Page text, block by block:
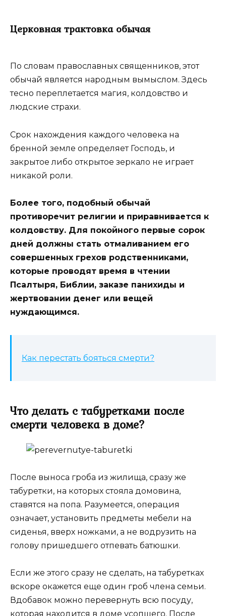
Церковная трактовка обычая
По словам православных священников, этот
обычай является народным вымыслом. Здесь
тесно переплетается магия, колдовство и
людские страхи.
Срок нахождения каждого человека на
бренной земле определяет Господь, и
закрытое либо открытое зеркало не играет
никакой роли.
Более того, подобный обычай
противоречит религии и приравнивается к
колдовству. Для покойного первые сорок
дней должны стать отмаливанием его
совершенных грехов родственниками,
которые проводят время в чтении
Псалтыря, Библии, заказе панихиды и
жертвовании денег или вещей
нуждающимся.
Как перестать бояться смерти?
Что делать с табуретками после
смерти человека в доме?
После выноса гроба из жилища, сразу же
табуретки, на которых стояла домовина,
ставятся на попа. Разумеется, операция
означает, установить предметы мебели на
сиденья, вверх ножками, а не водрузить на
голову пришедшего отпевать батюшки.
Если же этого сразу не сделать, на табуретках
вскоре окажется еще один гроб члена семьи.
Вдобавок можно перевернуть всю посуду,
которая находится в доме усопшего. После